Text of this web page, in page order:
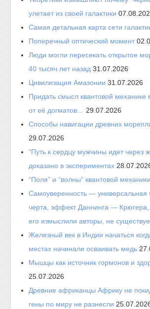
улетает из своей галактики
Самая детальная карта сети
Поперечный оптический момент
Люди могли пересекать открытое
40 тысяч лет назад 31.07.2026
Цивилизация Амазонии 31.07.2026
Придать смысл квантовой механике
от её догматов… 29.07.2026
Способы навигации древних
29.07.2026
“Путь к сердцу мужчины идет через
доказано в экспериментах
“Поля” и “волны” квантовой
Самоуверенность — универсальная
черта, эффект Даннинга — Крюгера,
его измыслили авторы, не
Железный век в Индии начаться
местах начинали осваивать медь
Мышцы как источник гормонов и
25.07.2026
Древние африканцы Африку не
гены по миру не разнесли